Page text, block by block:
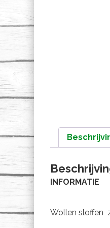
INFORMATIE
Wollen sloffen